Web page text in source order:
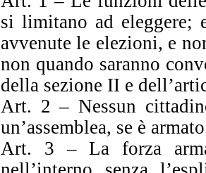
si limitano ad eleggere;
avvenute le elezioni, e
non quando saranno
della sezione II e
Art. 2 – Nessun
un’assemblea, se è
Art. 3 – La forza